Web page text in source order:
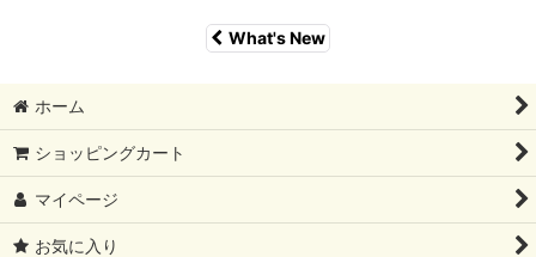
What's New
ホーム
ショッピングカート
マイページ
お気に入り